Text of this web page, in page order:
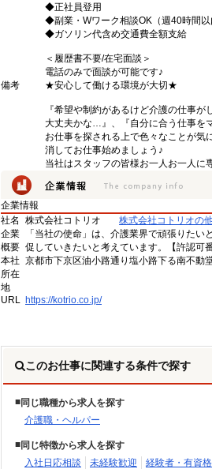
◆正社員登用
◆副業・Wワーク相談OK（週40時間以
◆ガソリン代含め交通費全額支給
＜履歴書不要/在宅面談＞
電話のみで面談が可能です♪
備考
★安心して働ける環境が大切★
『希望や制約があるけど介護の仕事
大丈夫かな…』、『自分に合う仕事を
お仕事を探される上で色々なことが
消してお仕事始めましょう♪
当社はスタッフの皆様お一人お一人に
企業情報
社名
株式会社コトリオ
株式会社コトリオの
企業
概要
「当社の使命」は、介護業界で頑張りた
促していきたいと考えています。【許認
本社
所在
地
京都市下京区油小路通り塩小路下る南不
URL https://kotrio.co.jp/
このお仕事に関連する条件で探す
同じ職種から求人を探す
介護職・ヘルパー
同じ特徴から求人を探す
入社日応相談
未経験歓迎 経験者・有資